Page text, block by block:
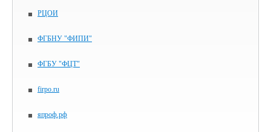
РЦОИ
ФГБНУ "ФИПИ"
ФГБУ "ФЦТ"
firpo.ru
япроф.рф